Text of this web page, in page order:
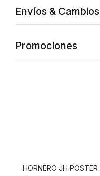
Envíos & Cambios
Promociones
HORNERO JH POSTER